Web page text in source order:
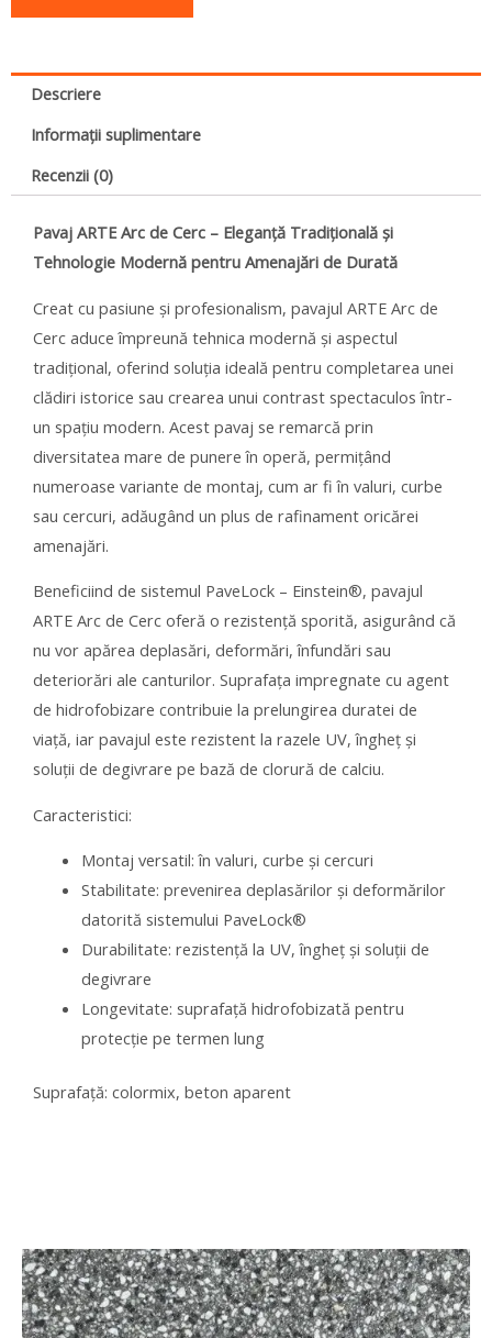
Descriere
Informații suplimentare
Recenzii (0)
Pavaj ARTE Arc de Cerc – Eleganță Tradițională și
Tehnologie Modernă pentru Amenajări de Durată
Creat cu pasiune și profesionalism, pavajul ARTE Arc de
Cerc aduce împreună tehnica modernă și aspectul
tradițional, oferind soluția ideală pentru completarea unei
clădiri istorice sau crearea unui contrast spectaculos într-
un spațiu modern. Acest pavaj se remarcă prin
diversitatea mare de punere în operă, permițând
numeroase variante de montaj, cum ar fi în valuri, curbe
sau cercuri, adăugând un plus de rafinament oricărei
amenajări.
Beneficiind de sistemul PaveLock – Einstein®, pavajul
ARTE Arc de Cerc oferă o rezistență sporită, asigurând că
nu vor apărea deplasări, deformări, înfundări sau
deteriorări ale canturilor. Suprafața impregnate cu agent
de hidrofobizare contribuie la prelungirea duratei de
viață, iar pavajul este rezistent la razele UV, îngheț și
soluții de degivrare pe bază de clorură de calciu.
Caracteristici:
Montaj versatil: în valuri, curbe și cercuri
Stabilitate: prevenirea deplasărilor și deformărilor
datorită sistemului PaveLock®
Durabilitate: rezistență la UV, îngheț și soluții de
degivrare
Longevitate: suprafață hidrofobizată pentru
protecție pe termen lung
Suprafață: colormix, beton aparent